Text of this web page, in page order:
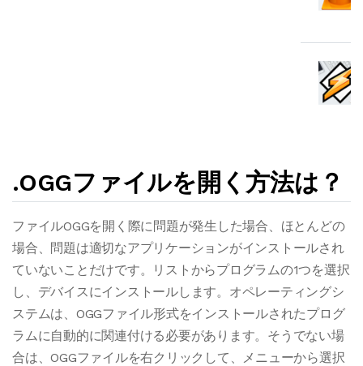
.OGGファイルを開く方法は？
ファイルOGGを開く際に問題が発生した場合、ほとんどの
場合、問題は適切なアプリケーションがインストールされ
ていないことだけです。リストからプログラムの1つを選択
し、デバイスにインストールします。オペレーティングシ
ステムは、OGGファイル形式をインストールされたプログ
ラムに自動的に関連付ける必要があります。そうでない場
合は、OGGファイルを右クリックして、メニューから選択